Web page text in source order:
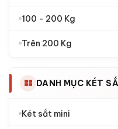
100 - 200 Kg
Trên 200 Kg
DANH MỤC KÉT
Két sắt mini